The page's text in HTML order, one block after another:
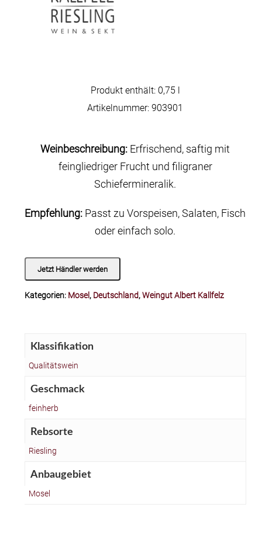
Produkt enthält: 0,75
Artikelnummer: 903901
Weinbeschreibung: Erfrischend, saftig mit
feingliedriger Frucht und filigraner
Schiefermineralik.
Empfehlung: Passt zu Vorspeisen, Salaten, Fisch
oder einfach solo.
Jetzt Händler werden
Kategorien: Mosel, Deutschland,Weingut Albert Kallfelz
Klassifikation
Qualitätswein
Geschmack
feinherb
Rebsorte
Riesling
Anbaugebiet
Mosel